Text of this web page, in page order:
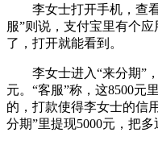
李女士打开手机，查看
服”则说，支付宝里有个
了，打开就能看到。
李女士进入“来分期”，
元。“客服”称，这8500元
的，打款使得李女士的信
分期”里提现5000元，把多